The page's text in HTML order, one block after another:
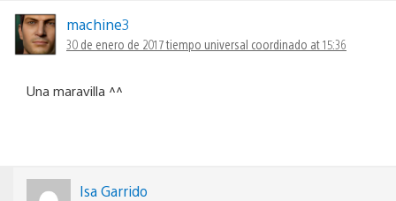
machine3
30 de enero de 2017 tiempo universal coordinado at 15:36
Una maravilla ^^
Isa Garrido